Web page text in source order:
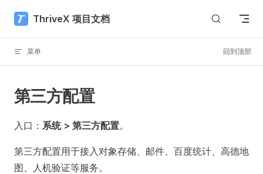
Skip to content
ThriveX 项目文档
菜单 回到顶部
第三方配置
入口： 系统 > 第三方配置。
第三方配置用于接入对象存储、邮件、百度统计、高德地
图、人机验证等服务。